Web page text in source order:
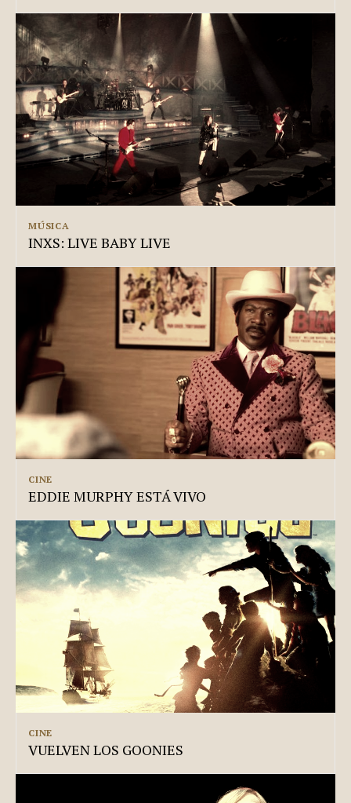
MÚSICA
INXS: LIVE BABY LIVE
CINE
EDDIE MURPHY ESTÁ VIVO
CINE
VUELVEN LOS GOONIES